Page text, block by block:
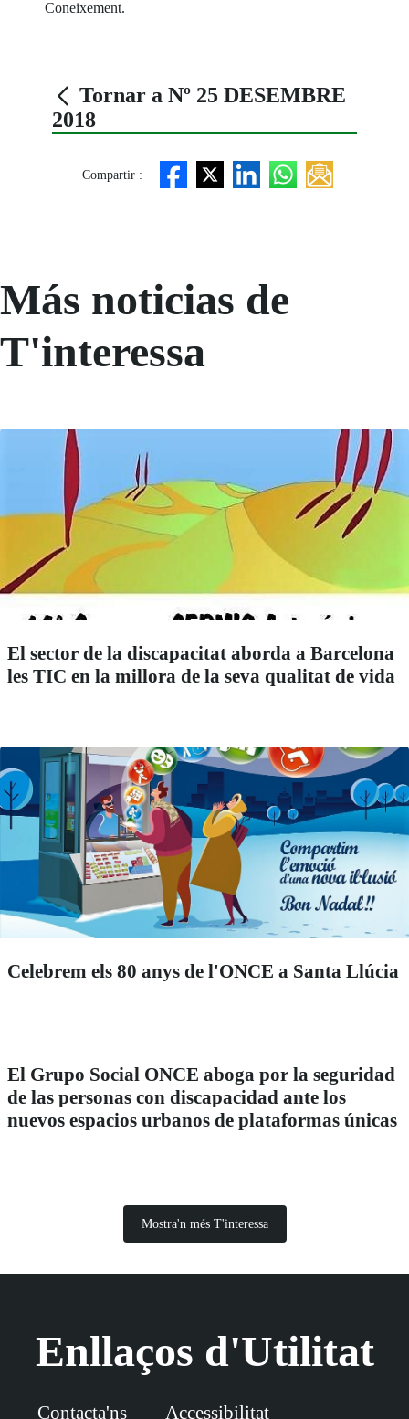
Coneixement.
Tornar a Nº 25 DESEMBRE
2018
Compartir :
Más noticias de
T'interessa
El sector de la discapacitat aborda a Barcelona
les TIC en la millora de la seva qualitat de vida
Celebrem els 80 anys de l'ONCE a Santa Llúcia
El Grupo Social ONCE aboga por la seguridad
de las personas con discapacidad ante los
nuevos espacios urbanos de plataformas únicas
Mostra'n més T'interessa
Enllaços d'Utilitat
Contacta'ns Accessibilitat